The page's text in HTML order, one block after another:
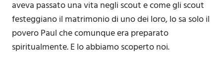
aveva passato una vita negli scout e come gli scout
festeggiano il matrimonio di uno dei loro, lo sa solo il
povero Paul che comunque era preparato
spiritualmente. E lo abbiamo scoperto noi.